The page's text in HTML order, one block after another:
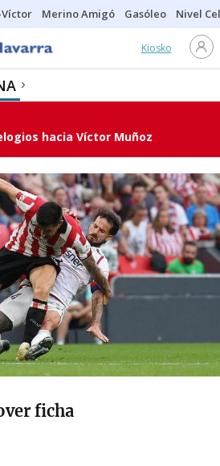
Merino Amigó Gasóleo Nivel
Kiosko
hacia Víctor Muñoz
ficha